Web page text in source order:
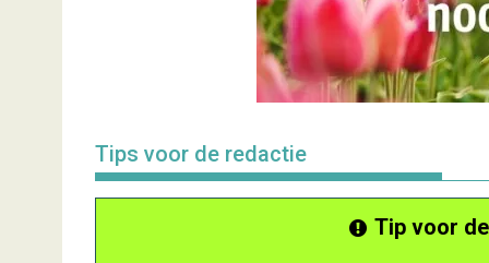
Tips voor de redactie
Tip voor